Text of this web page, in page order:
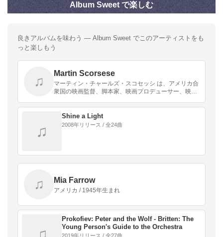
Album Sweet で楽しむ
良きアルバムを味わう — Album Sweet でこのアーティストをも
っと楽しもう
♫
Martin Scorsese
マーティン・チャールズ・スコセッシ は、アメリカ合
衆国の映画監督、脚本家、映画プロデューサー、映画
♫
Shine a Light
2008年リリース / 全24曲
♫ Mia Farrow
アメリカ / 1945年生まれ
Prokofiev: Peter and the Wolf - Britten: The
Young Person's Guide to the Orchestra
2019年リリース / 全27曲